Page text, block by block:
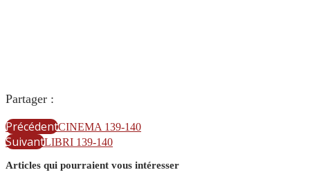
Partager :
PrécédentCINEMA 139-140
SuivantLIBRI 139-140
Articles qui pourraient vous intéresser